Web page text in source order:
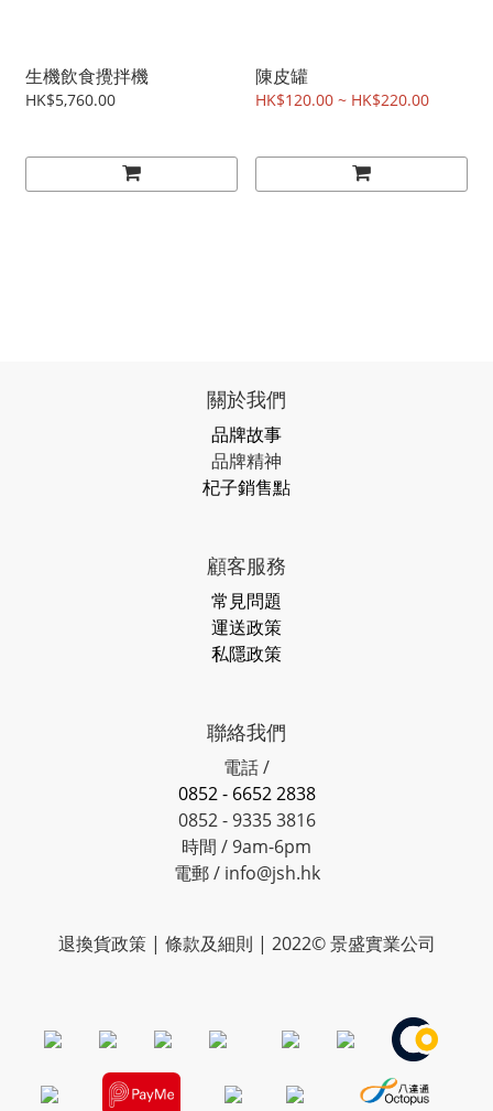
生機飲食攪拌機
HK$5,760.00
陳皮罐
HK$120.00 ~ HK$220.00
關於我們
品牌故事
品牌精神
杞子銷售點
顧客服務
常見問題
運送政策
私隱政策
聯絡我們
電話 /
0852 - 6652 2838
0852 - 9335 3816
時間 / 9am-6pm
電郵 / info@jsh.hk
退換貨政策 | 條款及細則 | 2022© 景盛實業公司